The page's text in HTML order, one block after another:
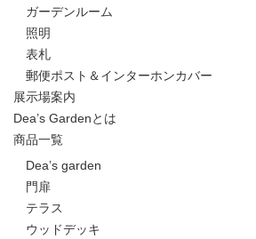
ガーデンルーム
照明
表札
郵便ポスト＆インターホンカバー
展示場案内
Dea’s Gardenとは
商品一覧
Dea’s garden
門扉
テラス
ウッドデッキ